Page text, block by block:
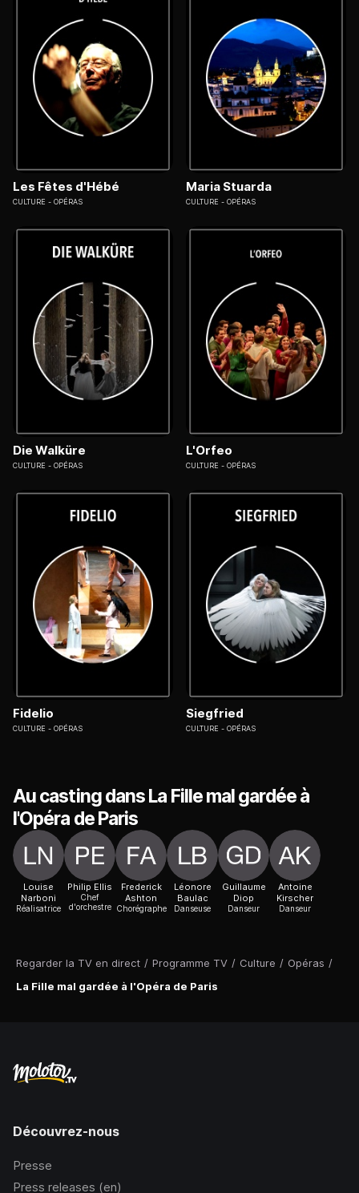
Regarder la TV en direct / Programme TV / Culture / Opéras /
La Fille mal gardée à l'Opéra de Paris
Les Fêtes d'Hébé
CULTURE OPÉRAS
Maria Stuarda
CULTURE OPÉRAS
Die Walküre
CULTURE OPÉRAS
L'Orfeo
CULTURE OPÉRAS
Fidelio
CULTURE OPÉRAS
Siegfried
CULTURE OPÉRAS
Au casting dans La Fille mal gardée à
l'Opéra de Paris
Louise
Narboni
Réalisatrice
Philip Ellis
Chef
d'orchestre
Frederick
Ashton
Chorégraphe
Léonore
Baulac
Danseuse
Guillaume
Diop
Danseur
Antoine
Kirscher
Danseur
Découvrez-nous
Presse
Press releases (en)